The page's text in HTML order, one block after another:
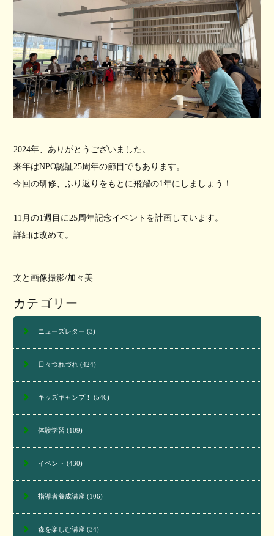
2024年、ありがとうございました。
来年はNPO認証25周年の節目でもあります。
今回の研修、ふり返りをもとに飛躍の1年にしましょう！
11月の1週目に25周年記念イベントを計画しています。
詳細は改めて。
文と画像撮影/加々美
カテゴリー
ニューズレター (3)
日々つれづれ(424)
キッズキャンプ！ (546)
体験学習 (109)
イベント (430)
指導者養成講座(106)
森を楽しむ講座(34)